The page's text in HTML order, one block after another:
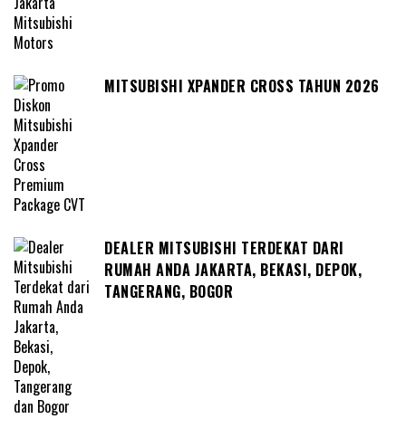
MITSUBISHI XPANDER CROSS TAHUN 2026
DEALER MITSUBISHI TERDEKAT DARI
RUMAH ANDA JAKARTA, BEKASI, DEPOK,
TANGERANG, BOGOR